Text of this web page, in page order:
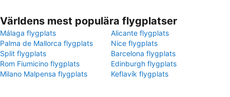
Världens mest populära flygplatser
Málaga flygplats
Alicante flygplats
Palma de Mallorca flygplats
Nice flygplats
Split flygplats
Barcelona flygplats
Rom Fiumicino flygplats
Edinburgh flygplats
Milano Malpensa flygplats
Keflavík flygplats